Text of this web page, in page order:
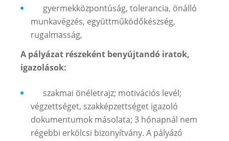
gyermekközpontúság, tolerancia, önálló
munkavégzés, együttműködőkészség,
rugalmasság,
A pályázat részeként benyújtandó iratok,
igazolások:
szakmai önéletrajz; motivációs levél;
végzettséget, szakképzettséget igazoló
dokumentumok másolata; 3 hónapnál nem
régebbi erkölcsi bizonyítvány. A pályázó